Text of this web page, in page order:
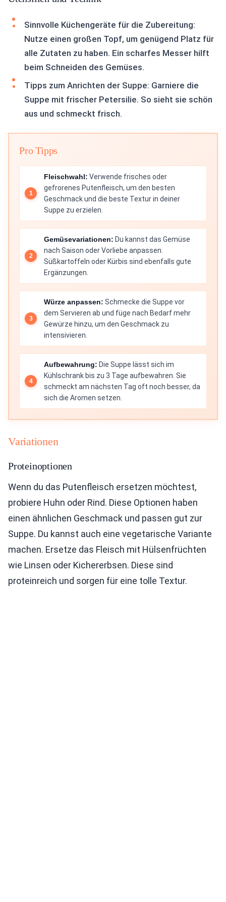
Sinnvolle Küchengeräte für die Zubereitung:
Nutze einen großen Topf, um genügend Platz für
alle Zutaten zu haben. Ein scharfes Messer hilft
beim Schneiden des Gemüses.
Tipps zum Anrichten der Suppe: Garniere die
Suppe mit frischer Petersilie. So sieht sie schön
aus und schmeckt frisch.
Pro Tipps
Fleischwahl: Verwende frisches oder
gefrorenes Putenfleisch, um den besten
Geschmack und die beste Textur in deiner
Suppe zu erzielen.
Gemüsevariationen: Du kannst das Gemüse
nach Saison oder Vorliebe anpassen.
Süßkartoffeln oder Kürbis sind ebenfalls gute
Ergänzungen.
Würze anpassen: Schmecke die Suppe vor
dem Servieren ab und füge nach Bedarf mehr
Gewürze hinzu, um den Geschmack zu
intensivieren.
Aufbewahrung: Die Suppe lässt sich im
Kühlschrank bis zu 3 Tage aufbewahren. Sie
schmeckt am nächsten Tag oft noch besser, da
sich die Aromen setzen.
Variationen
Proteinoptionen
Wenn du das Putenfleisch ersetzen möchtest,
probiere Huhn oder Rind. Diese Optionen haben
einen ähnlichen Geschmack und passen gut zur
Suppe. Du kannst auch eine vegetarische Variante
machen. Ersetze das Fleisch mit Hülsenfrüchten
wie Linsen oder Kichererbsen. Diese sind
proteinreich und sorgen für eine tolle Textur.